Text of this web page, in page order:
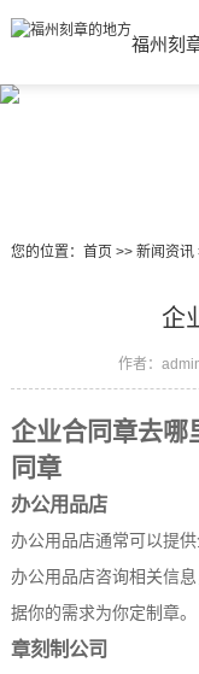
福州刻
您的位置： 首页 >> 新闻资讯
企
作者：
企业合同章去哪
同章
办公用品店
办公用品店通常可以提
办公用品店咨询相关信
据你的需求为你定制章。
章刻制公司